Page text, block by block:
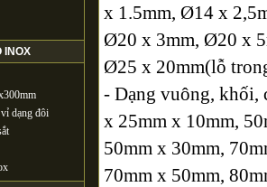
INOX
dạng đôi
x 1.5mm, Ø14 x
Ø20 x 3mm, Ø20 x
Ø25 x 20mm(lỗ
- Dạng vuông, khối,
x 25mm x 10mm,
50mm x 30mm,
70mm x 50mm,